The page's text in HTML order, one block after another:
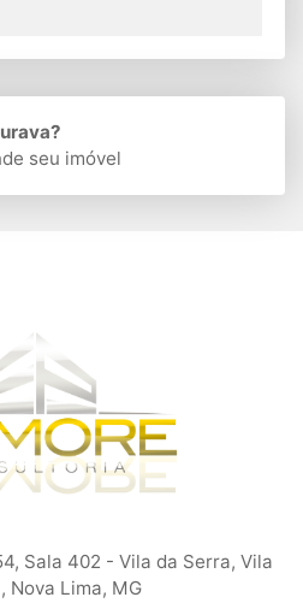
seu imóvel
Sala 402 - Vila da Serra, Vila
Nova Lima, MG